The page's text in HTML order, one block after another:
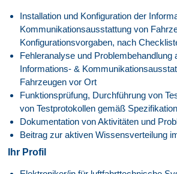
Installation und Konfiguration der
Kommunikationsausstattung von
Konfigurationsvorgaben, nach
Fehleranalyse und Problembehandlung
Informations- &
Fahrzeugen vor Ort
Funktionsprüfung, Durchführung von
von Testprotokollen gemäß Spezifikation
Dokumentation von Aktivitäten und
Beitrag zur aktiven Wissensverteilung
Ihr Profil